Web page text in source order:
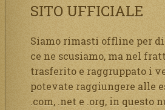
SITO UFFICIALE
Siamo rimasti offline per
ce ne scusiamo, ma nel
trasferito e raggruppato i
potevate raggiungere alle
.com, .net e .org, in questo